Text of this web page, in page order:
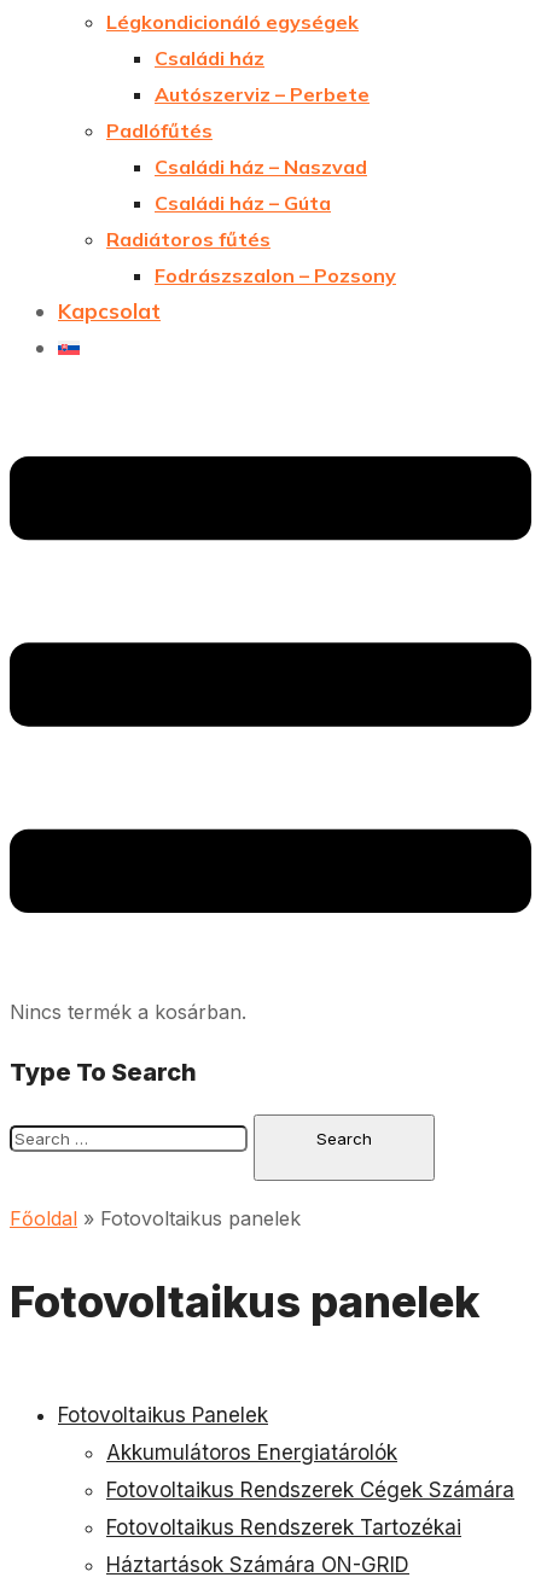
Légkondicionáló egységek
Családi ház
Autószerviz – Perbete
Padlófűtés
Családi ház – Naszvad
Családi ház – Gúta
Radiátoros fűtés
Fodrászszalon – Pozsony
Kapcsolat
Nincs termék a kosárban.
Type To Search
Főoldal » Fotovoltaikus panelek
Fotovoltaikus panelek
Fotovoltaikus Panelek
Akkumulátoros Energiatárolók
Fotovoltaikus Rendszerek Cégek Számára
Fotovoltaikus Rendszerek Tartozékai
Háztartások Számára ON-GRID